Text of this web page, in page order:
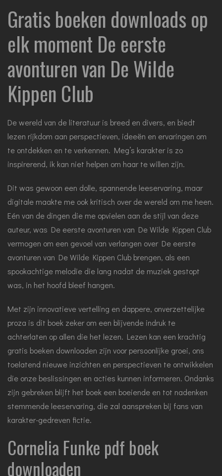
Gratis boeken downloads op
elk moment De eerste
avonturen van De Wilde
Kippen Club
De wereld van de literatuur is breed en divers, en biedt
lezen rijkdom aan perspectieven, ideeën en ervaringen om
te ontdekken en te verkennen. Meg’s karakter is zo
inspirerend, ik kan niet helpen om haar te willen zijn.
Dit was gewoon een dolle, spannende leeservaring, maar
digitale maakte me ook kritisch over de wereld om me heen.
Eén van de dingen die me opvielen aan de stijl van deze
auteur, was De eerste avonturen van De Wilde Kippen Club
vermogen om een gevoel van verlangen over De eerste
avonturen van De Wilde Kippen Club brengen, als een
spookachtige melodie die lang nadat de muziek gestopt
was, in het hoofd bleef hangen.
Met zijn innovatieve vertelling en dappere, onverzettelijke
proza is dit boek zeker om een blijvende indruk te
achterlaten op allen die het lezen. Lezen kan een krachtig
gratis boeken downloaden zijn voor persoonlijke groei, ons
toelatend nieuwe inzichten en perspectieven te ontwikkelen
die onze beslissingen en acties kunnen informeren. Ondanks
zijn gebreken blijft het boek een boeiende en tot nadenken
stemmende leeservaring, die zal aanspreken bij fans van
karakter-gedreven fictie.
Cornelia Funke pdf boek
downloaden